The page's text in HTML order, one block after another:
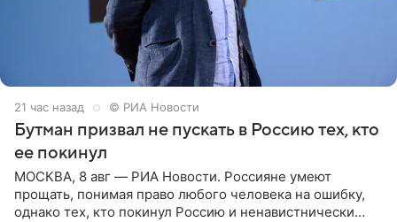
21 час назад © РИА Новости
Бутман призвал не пускать в Россию тех, кто
ее покинул
МОСКВА, 8 авг — РИА Новости. Россияне умеют
прощать, понимая право любого человека на ошибку,
однако тех, кто покинул Россию и ненавистнически